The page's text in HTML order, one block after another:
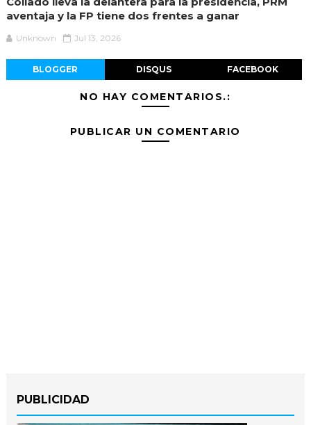
aventaja y la FP tiene dos frentes a ganar
Unknown Jul 13, 2026
BLOGGER DISQUS FACEBOOK
NO HAY COMENTARIOS.:
PUBLICAR UN COMENTARIO
PUBLICIDAD